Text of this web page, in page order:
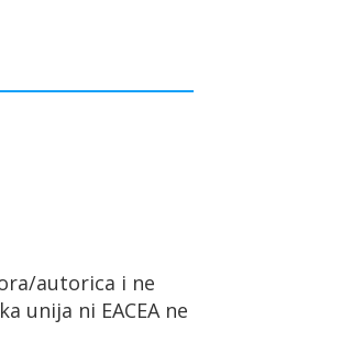
autorica i ne
unija ni EACEA ne